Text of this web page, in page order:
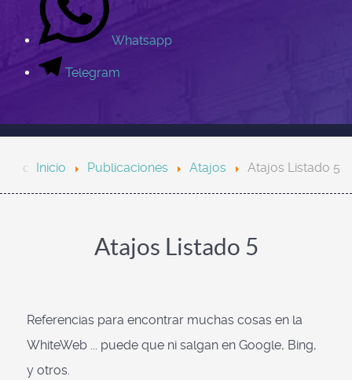
Whatsapp
Telegram
Inicio Publicaciones Atajos Atajos Listado 5
Atajos Listado 5
Referencias para encontrar muchas cosas en la
WhiteWeb ... puede que ni salgan en Google, Bing,
y otros.